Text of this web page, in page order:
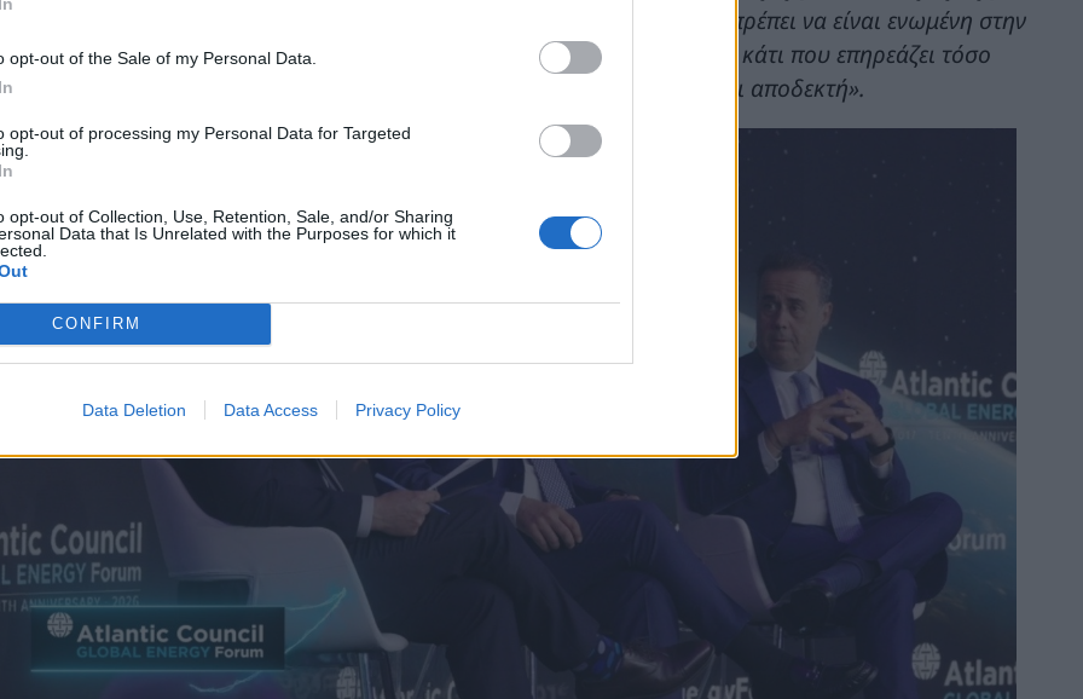
opt-out of the Sale of my Personal Data.
opt-out of processing my Personal Data for Targeted
opt-out of Collection, Use, Retention, Sale, and/or Sharing
Data that Is Unrelated with the Purposes for which it
CONFIRM
Data Deletion Data Access Privacy Policy
αποτελεί συστημικό κίνδυνο για την Ευρώπη
. Η Ευρώπη θα πρέπει να είναι ενωμένη στην
αυτού του φαινομένου. Η εργαλειοποίηση της ενέργειας είναι κάτι που επηρεάζει τόσο
παγκόσμια όσο και την περιφερειακή ασφάλεια και δεν πρέπει να γίνεται αποδεκτή».